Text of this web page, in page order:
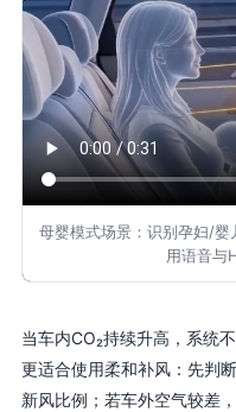
母婴模式场景：识别孕妇/婴
用语音与
当车内CO₂持续升高，系统
更适合使用柔和补风：先判
新风比例；若车外空气较差